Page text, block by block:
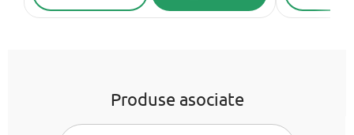
Produse asociate